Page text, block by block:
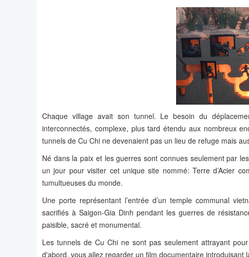
Chaque village avait son tunnel. Le besoin du
interconnectés, complexe, plus tard étendu aux nombreux
tunnels de Cu Chi ne devenaient pas un lieu de refuge mais
Né dans la paix et les guerres sont connues seulement par
un jour pour visiter cet unique site nommé: Terre d’Acier
tumultueuses du monde.
Une porte représentant l’entrée d’un temple communal
sacrifiés à Saigon-Gia Dinh pendant les guerres de
paisible, sacré et monumental.
Les tunnels de Cu Chi ne sont pas seulement attrayant
d'abord, vous allez regarder un film documentaire introduisant